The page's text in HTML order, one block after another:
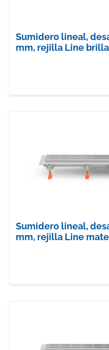
Sumidero lineal,
mm, rejilla Line brilla
Sumidero lineal,
mm, rejilla Line mate